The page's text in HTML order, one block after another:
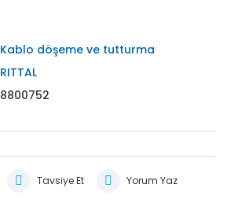
Kablo döşeme ve tutturma
RITTAL
8800752
Tavsiye Et Yorum Yaz